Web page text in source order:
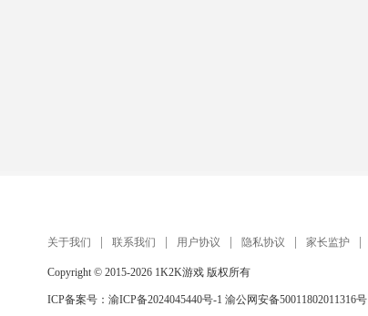
关于我们 联系我们 用户协议 隐私协议 家长监护
Copyright © 2015-2026 1K2K游戏 版权所有
ICP备案号： 渝ICP备2024045440号-1 渝公网安备50011802011316号